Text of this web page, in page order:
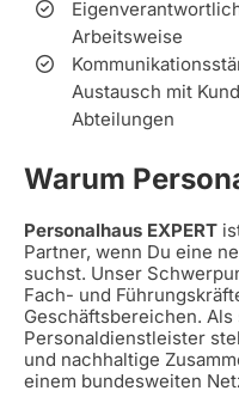
Arbeitsweise
Austausch mit
Abteilungen
Warum
Personalhaus EXPERT
Partner, wenn Du eine
suchst. Unser
Fach- und
Geschäftsbereichen.
Personaldienstleister
und nachhaltige
einem bundesweiten